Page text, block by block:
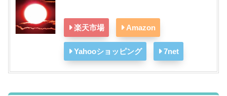
楽天市場 Amazon
Yahooショッピング 7net